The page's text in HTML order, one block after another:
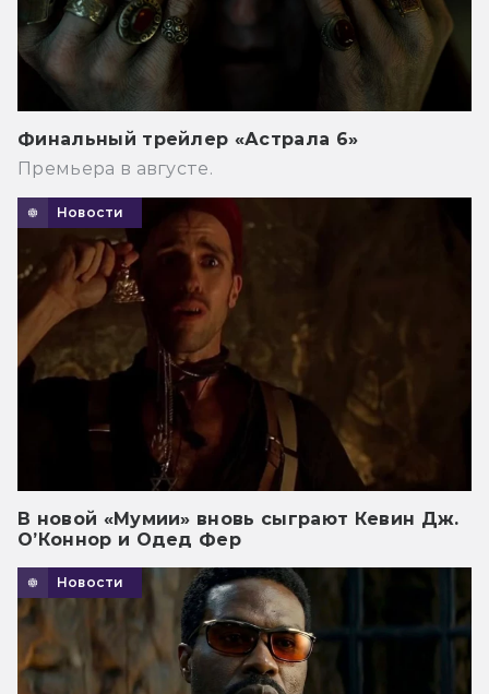
Финальный трейлер «Астрала 6»
Премьера в августе.
Новости
В новой «Мумии» вновь сыграют Кевин Дж.
О’Коннор и Одед Фер
Новости